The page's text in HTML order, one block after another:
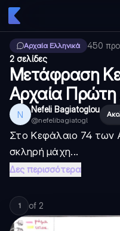
Αρχαία Ελληνικά 450
2 σελίδες
Μετάφραση
Αρχαία Πρώτη
N Nefeli Bagiatoglou
@nefelibagiatogl
Στο Κεφάλαιο 74 των
σκληρή μάχη...
Δες περισσότερα
1 of 2